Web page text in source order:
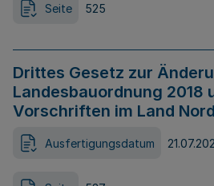
Seite 525
Drittes Gesetz zur
Landesbauordnung 2018
Vorschriften im Land
Ausfertigungsdatum